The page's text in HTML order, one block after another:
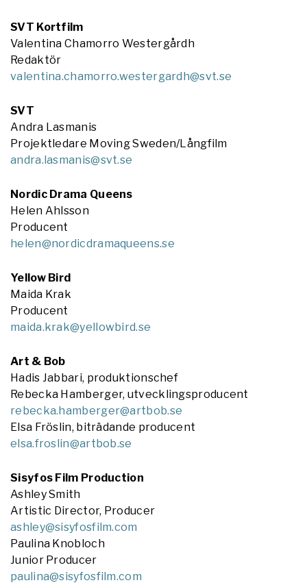
SVT Kortfilm
Valentina Chamorro Westergårdh
Redaktör
valentina.chamorro.westergardh@svt.se
SVT
Andra Lasmanis
Projektledare Moving Sweden/Långfilm
andra.lasmanis@svt.se
Nordic Drama Queens
Helen Ahlsson
Producent
helen@nordicdramaqueens.se
Yellow Bird
Maida Krak
Producent
maida.krak@yellowbird.se
Art & Bob
Hadis Jabbari, produktionschef
Rebecka Hamberger, utvecklingsproducent
rebecka.hamberger@artbob.se
Elsa Fröslin, biträdande producent
elsa.froslin@artbob.se
Sisyfos Film Production
Ashley Smith
Artistic Director, Producer
ashley@sisyfosfilm.com
Paulina Knobloch
Junior Producer
paulina@sisyfosfilm.com